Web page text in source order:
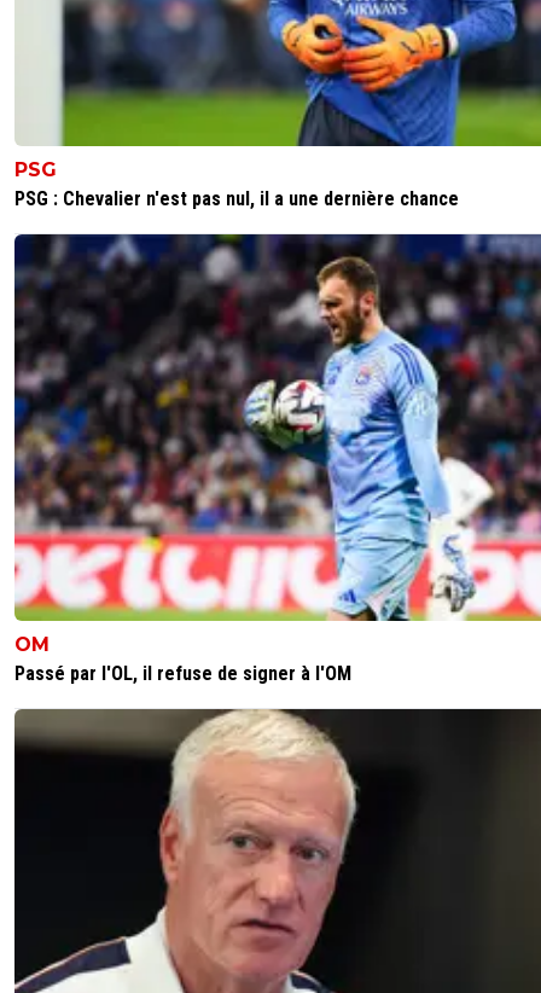
PSG
PSG : Chevalier n'est pas nul, il a une dernière chance
OM
Passé par l'OL, il refuse de signer à l'OM